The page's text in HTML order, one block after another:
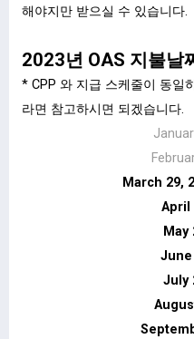
해야지만 받으실 수 있습니다.
2023년 OAS 지불날
* CPP 와 지급 스케줄이 동일
라면 참고하시면 되겠습니다.
March 29,
April
May
June
July